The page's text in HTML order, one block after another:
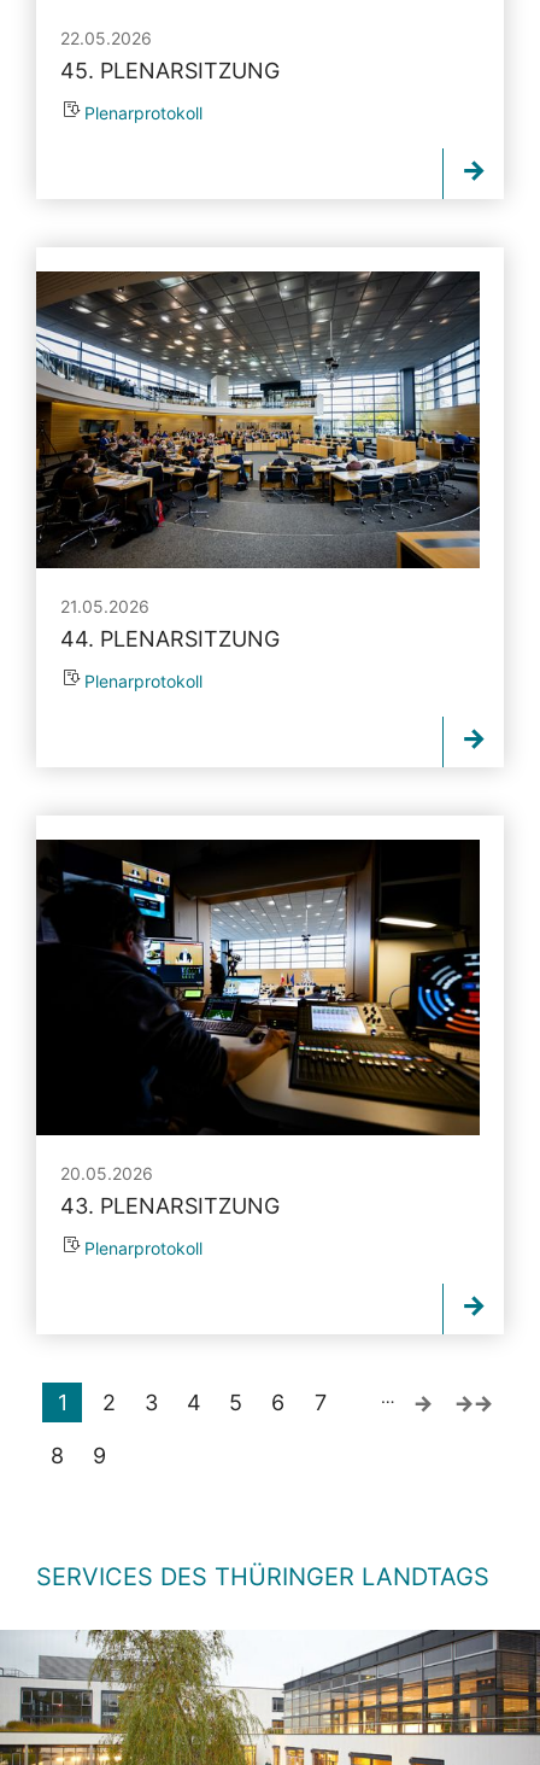
22.05.2026
45. PLENARSITZUNG
Plenarprotokoll
21.05.2026
44. PLENARSITZUNG
Plenarprotokoll
20.05.2026
43. PLENARSITZUNG
Plenarprotokoll
1 2 3 4 5 6 7
8 9
…
SERVICES DES THÜRINGER LANDTAGS